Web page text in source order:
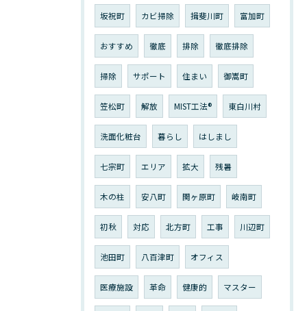
坂祝町 カビ掃除 揖斐川町 富加町
おすすめ 徹底 排除 徹底排除
掃除 サポート 住まい 御嵩町
笠松町 解放 MIST工法®︎ 東白川村
洗面化粧台 暮らし はしまし
七宗町 エリア 拡大 残暑
木の柱 安八町 関ヶ原町 岐南町
初秋 対応 北方町 工事 川辺町
池田町 八百津町 オフィス
医療施設 革命 健康的 マスター